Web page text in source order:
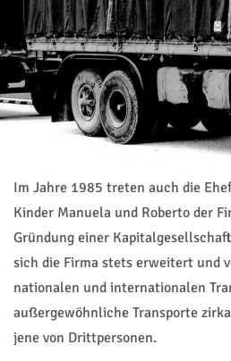
Im Jahre 1985 treten auch die
Kinder Manuela und Roberto der
Gründung einer
sich die Firma stets erweitert und
nationalen und internationalen
außergewöhnliche Transporte
jene von Drittpersonen.